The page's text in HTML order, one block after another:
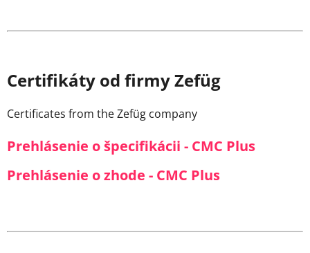
Certifikáty od firmy Zefüg
Certificates from the Zefüg company
Prehlásenie o špecifikácii - CMC Plus
Prehlásenie o zhode - CMC Plus